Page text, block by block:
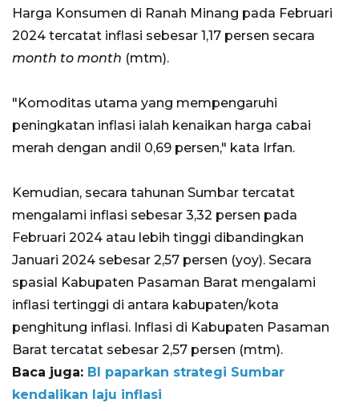
Harga Konsumen di Ranah Minang pada Februari
2024 tercatat inflasi sebesar 1,17 persen secara
month to month (mtm).
"Komoditas utama yang mempengaruhi
peningkatan inflasi ialah kenaikan harga cabai
merah dengan andil 0,69 persen," kata Irfan.
Kemudian, secara tahunan Sumbar tercatat
mengalami inflasi sebesar 3,32 persen pada
Februari 2024 atau lebih tinggi dibandingkan
Januari 2024 sebesar 2,57 persen (yoy). Secara
spasial Kabupaten Pasaman Barat mengalami
inflasi tertinggi di antara kabupaten/kota
penghitung inflasi. Inflasi di Kabupaten Pasaman
Barat tercatat sebesar 2,57 persen (mtm).
Baca juga: BI paparkan strategi Sumbar
kendalikan laju inflasi